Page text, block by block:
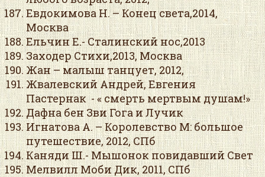
Евдокимова Н. – Конец света,2014,
Москва
Ельчин Е.- Сталинский нос,2013
Заходер Стихи,2013, Москва
Жан – малыш танцует, 2012,
Жвалевский Андрей, Евгения
Пастернак - « смерть мертвым душам!»
Дафна бен Зви Гога и Лучик
Игнатова А. – Королевство М: большое
путешествие, 2012, СПб
Каняди Ш.- Мышонок повидавший Свет
Мелвилл Моби Дик, 2011, СПб